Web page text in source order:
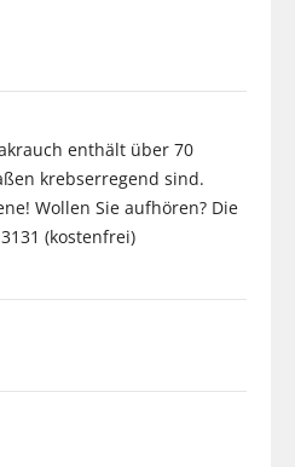
enthält über 70
krebserregend sind.
Wollen Sie aufhören? Die
(kostenfrei)